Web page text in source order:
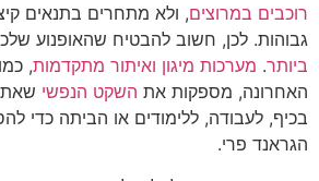
רוכבים במרוצים, ולא מתחרים בתנאים
גבוהות. לכן, חשוב להבטיח שהאופנוע
ביותר. מערכות מיגון ואיתור מתקדמות,
האחרונה, מספקות את השקט הנפשי
בכיף, לעבודה, ללימודים או הביתה כדי
הגראנד פרי.